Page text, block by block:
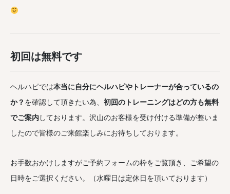
初回は無料です
ヘルハピでは本当に自分にヘルハピやトレーナーが合っているの
か？ を確認して頂きたい為、 初回のトレーニングはどの方も無料
でご案内しております。沢山のお客様を受け付ける準備が整いま
したので皆様のご来館楽しみにお待ちしております。
お手数おかけしますがご予約フォームの枠をご覧頂き、ご希望の
日時をご選択ください。（水曜日は定休日を頂いております）